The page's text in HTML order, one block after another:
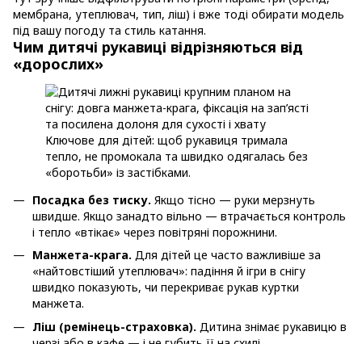
мембрана, утеплювач, тип, ліш) і вже тоді обирати модель
під вашу погоду та стиль катання.
Чим дитячі рукавиці відрізняються від
«дорослих»
Ключове для дітей: щоб рукавиця тримала
тепло, не промокала та швидко одягалась без
«боротьби» із застібками.
Посадка без тиску. Якщо тісно — руки мерзнуть
швидше. Якщо занадто вільно — втрачається контроль
і тепло «втікає» через повітряні порожнини.
Манжета-крага. Для дітей це часто важливіше за
«найтовстіший утеплювач»: падіння й ігри в снігу
швидко показують, чи перекриває рукав куртки
манжета.
Ліш (ремінець-страховка). Дитина знімає рукавицю в